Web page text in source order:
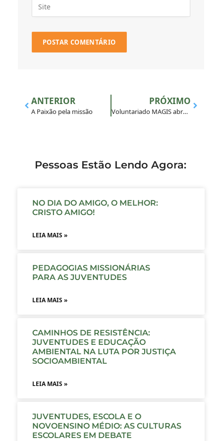
ANTERIOR
A Paixão pela missão
PRÓXIMO
Voluntariado MAGIS abre inscrições para experiências de média duração
Pessoas Estão Lendo Agora:
NO DIA DO AMIGO, O MELHOR:
CRISTO AMIGO!
LEIA MAIS »
PEDAGOGIAS MISSIONÁRIAS
PARA AS JUVENTUDES
LEIA MAIS »
CAMINHOS DE RESISTÊNCIA:
JUVENTUDES E EDUCAÇÃO
AMBIENTAL NA LUTA POR JUSTIÇA
SOCIOAMBIENTAL
LEIA MAIS »
JUVENTUDES, ESCOLA E O
NOVOENSINO MÉDIO: AS CULTURAS
ESCOLARES EM DEBATE